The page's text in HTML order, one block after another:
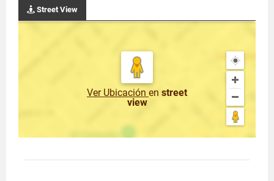
Street View
Ver Ubicación en street
view